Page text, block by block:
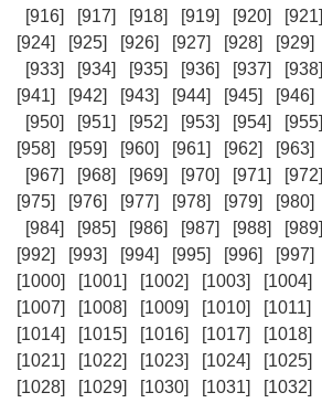
[916] [917] [918] [919] [920] [921]
[924]
[925] [926] [927] [928] [929]
[933]
[934] [935] [936] [937] [938]
[941]
[942] [943] [944] [945] [946]
[950]
[951] [952] [953] [954] [955]
[958]
[959] [960] [961] [962] [963]
[967]
[968] [969] [970] [971] [972]
[975]
[976] [977] [978] [979] [980]
[984]
[985] [986] [987] [988] [989]
[992]
[993] [994] [995] [996] [997]
[1000]
[1001] [1002] [1003] [1004]
[1007]
[1008] [1009] [1010] [1011]
[1014]
[1015] [1016] [1017] [1018]
[1021]
[1022] [1023] [1024] [1025]
[1028]
[1029] [1030] [1031] [1032]